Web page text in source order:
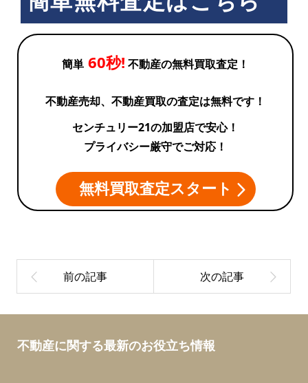
簡単 60秒! 不動産の無料買取査定！
不動産売却、不動産買取の査定は無料です！
センチュリー21の加盟店で安心！
プライバシー厳守でご対応！
無料買取査定スタート
不動産に関する最新のお役立ち情報